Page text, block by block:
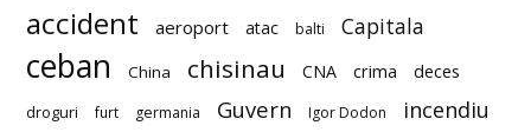
accident aeroport atac balti Capitala
ceban China chisinau CNA crima deces
droguri furt germania Guvern Igor Dodon incendiu